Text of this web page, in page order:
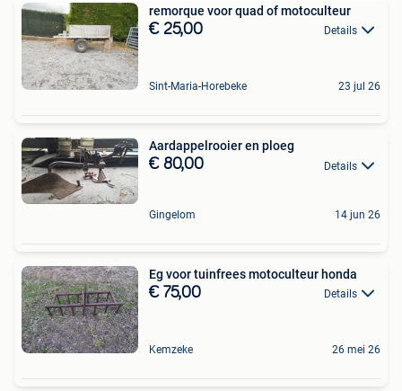
remorque voor quad of motoculteur
€ 25,00 Details
Sint-Maria-Horebeke 23 jul 26
Aardappelrooier en ploeg
€ 80,00 Details
Gingelom 14 jun 26
Eg voor tuinfrees motoculteur honda
€ 75,00 Details
Kemzeke 26 mei 26